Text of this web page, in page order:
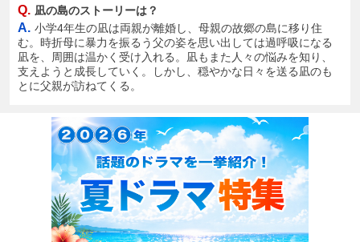
Q. 凪の島のストーリーは？
A. 小学4年生の凪は両親が離婚し、母親の故郷の島に移り住
む。時折母に暴力を振るう父の姿を思い出しては過呼吸になる
凪を、周囲は温かく受け入れる。凪もまた人々の悩みを知り、
支えようと成長していく。しかし、穏やかな日々を送る凪のも
とに父親が訪ねてくる。